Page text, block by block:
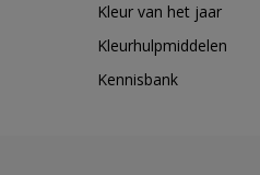
Kleur van het jaar
Kleurhulpmiddelen
Kennisbank